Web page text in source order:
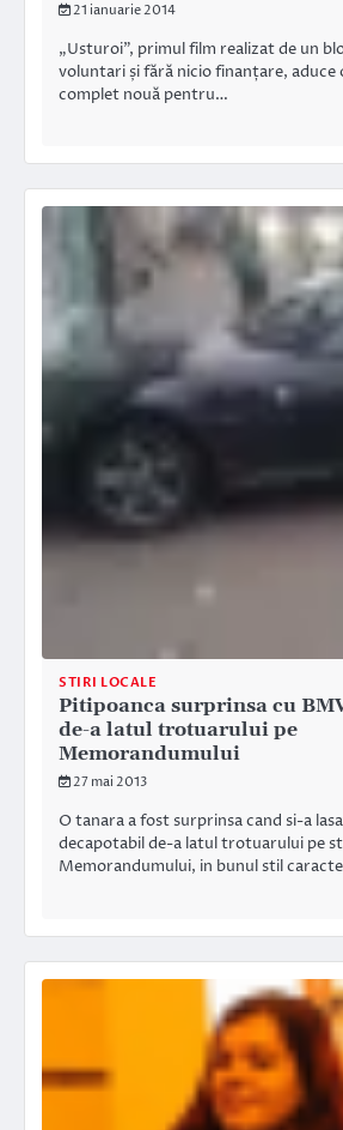
21 ianuarie 2014
„Usturoi”, primul film realizat de un
voluntari și fără nicio finanțare, aduce
complet nouă pentru…
STIRI LOCALE
Pitipoanca surprinsa cu
de-a latul trotuarului pe
Memorandumului
27 mai 2013
O tanara a fost surprinsa cand si-a
decapotabil de-a latul trotuarului pe
Memorandumului, in bunul stil